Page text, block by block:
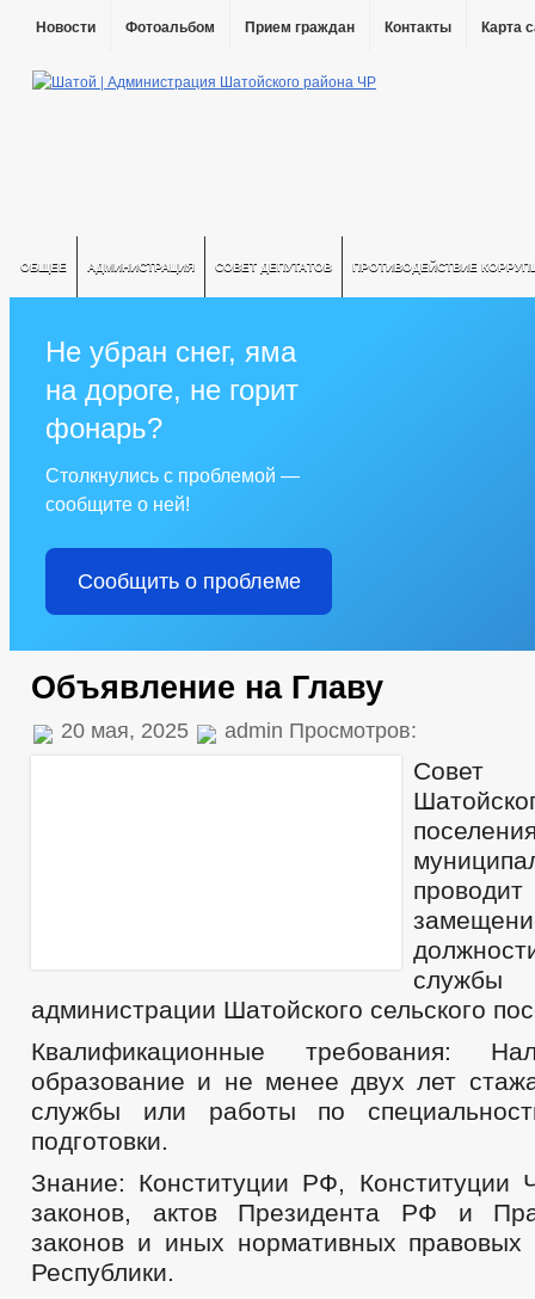
Новости Фотоальбом Прием граждан Контакты Карта
ОБЩЕЕ АДМИНИСТРАЦИЯ СОВЕТ ДЕПУТАТОВ ПРОТИВОДЕЙСТВИЕ
Не убран снег, яма
на дороге, не горит
фонарь?
Столкнулись с проблемой —
сообщите о ней!
Сообщить о проблеме
Объявление на Главу
20 мая, 2025 admin Просмотров:
Совет
администрации Шатойского сельского
Квалификационные требования:
образование и не менее двух лет
службы или работы по
подготовки.
Знание: Конституции РФ, Конституции
законов, актов Президента РФ и
законов и иных нормативных правовых
Республики.